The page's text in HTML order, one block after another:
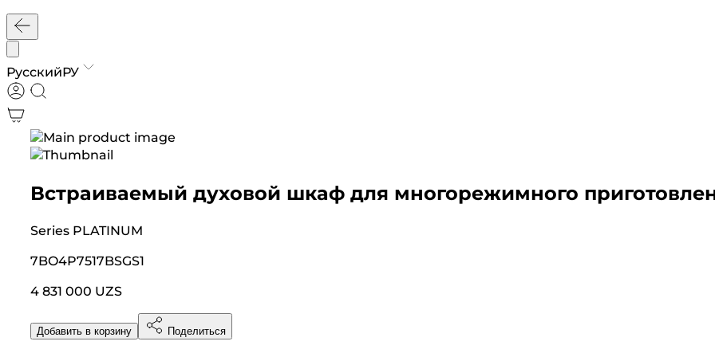
РусскийРУ
Встраиваемый духовой шкаф для многорежимного
Series PLATINUM
7BO4P7517BSGS1
4 831 000 UZS
Добавить в корзину Поделиться